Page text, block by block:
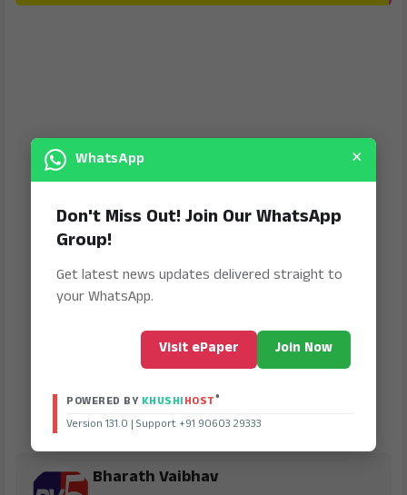
Bharath Vaibhav
WhatsApp ×
Don't Miss Out! Join Our WhatsApp
Group!
Get latest news updates delivered straight to
your WhatsApp.
Visit ePaper Join Now
POWERED BY KHUSHIHOST®
Version 131.0 | Support +91 90603 29333